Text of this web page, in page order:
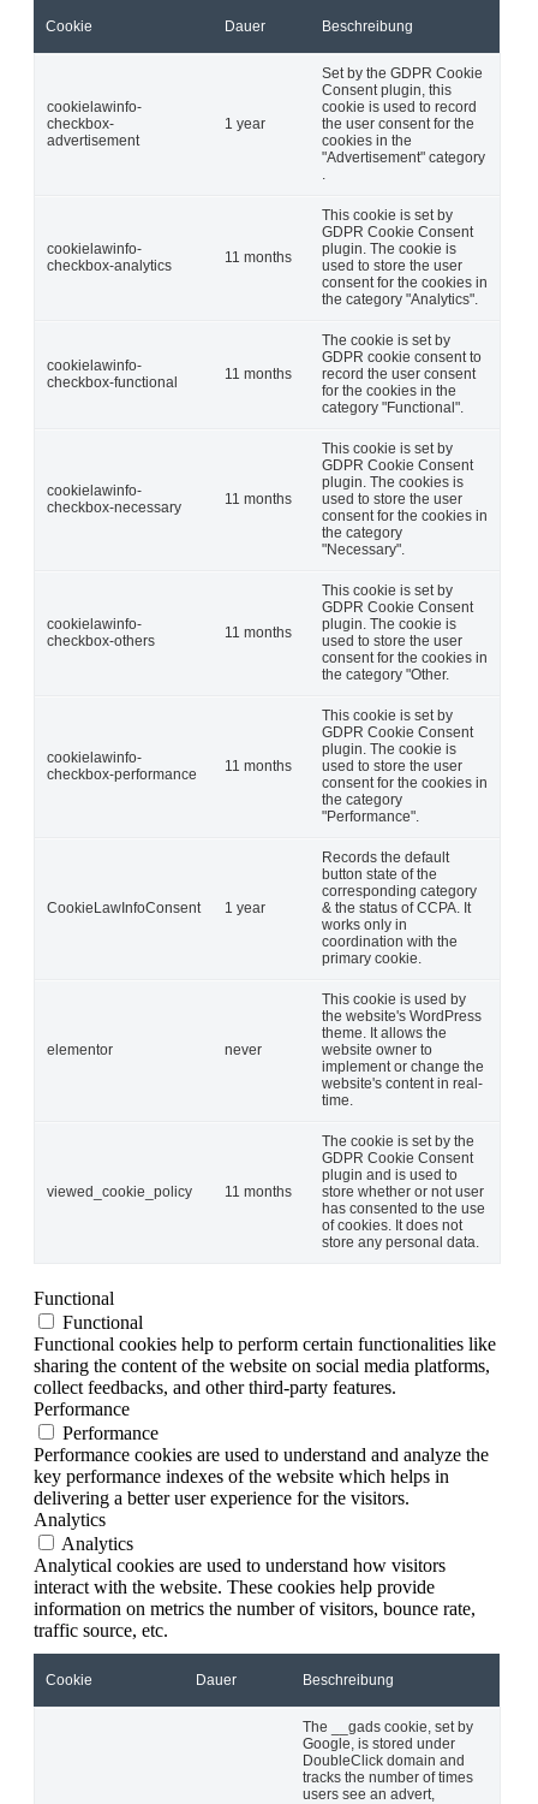
Cookie Dauer Beschreibung
cookielawinfo-
checkbox-
advertisement
1 year
Set by the GDPR Cookie
Consent plugin, this
cookie is used to record
the user consent for the
cookies in the
"Advertisement" category
cookielawinfo-
checkbox-analytics
11 months
This cookie is set by
GDPR Cookie Consent
plugin. The cookie is
used to store the user
consent for the cookies in
the category "Analytics".
cookielawinfo-
checkbox-functional
11 months
The cookie is set by
GDPR cookie consent to
record the user consent
for the cookies in the
category "Functional".
cookielawinfo-
checkbox-necessary
11 months
This cookie is set by
GDPR Cookie Consent
plugin. The cookies is
used to store the user
consent for the cookies in
the category
"Necessary".
cookielawinfo-
checkbox-others
11 months
This cookie is set by
GDPR Cookie Consent
plugin. The cookie is
used to store the user
consent for the cookies in
the category "Other.
cookielawinfo-
checkbox-performance
11 months
This cookie is set by
GDPR Cookie Consent
plugin. The cookie is
used to store the user
consent for the cookies in
the category
"Performance".
CookieLawInfoConsent 1 year
Records the default
button state of the
corresponding category
& the status of CCPA. It
works only in
coordination with the
primary cookie.
elementor never
This cookie is used by
the website's WordPress
theme. It allows the
website owner to
implement or change the
website's content in real-
time.
viewed_cookie_policy 11 months
The cookie is set by the
GDPR Cookie Consent
plugin and is used to
store whether or not user
has consented to the use
of cookies. It does not
store any personal data.
Functional
Functional
Functional cookies help to perform certain functionalities like
sharing the content of the website on social media platforms,
collect feedbacks, and other third-party features.
Performance
Performance
Performance cookies are used to understand and analyze the
key performance indexes of the website which helps in
delivering a better user experience for the visitors.
Analytics
Analytics
Analytical cookies are used to understand how visitors
interact with the website. These cookies help provide
information on metrics the number of visitors, bounce rate,
traffic source, etc.
Cookie Dauer Beschreibung
The __gads cookie, set by
Google, is stored under
DoubleClick domain and
tracks the number of times
users see an advert,